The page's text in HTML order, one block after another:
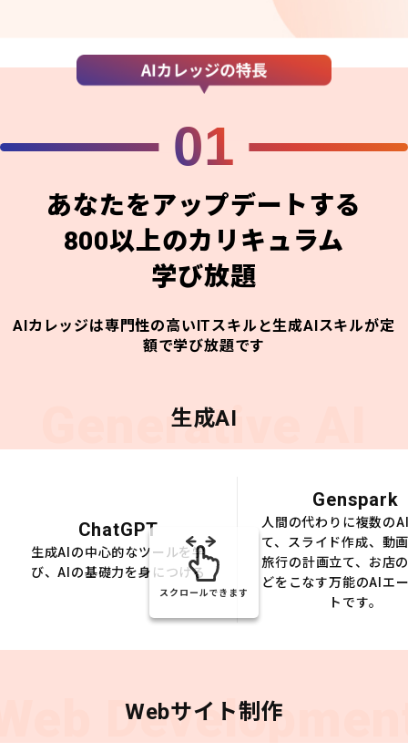
01
あなたをアップデートする
800以上のカリキュラム
学び放題
AIカレッジは専門性の高いITスキルと生成AIスキルが定
額で学び放題です
Generative AI
生成AI
ChatGPT
生成AIの中心的なツールを学
び、AIの基礎力を身につける
Genspark
人間の代わりに複数の
て、スライド作成、動
旅行の計画立て、お店
どをこなす万能のAIエ
トです。
スクロールできます
Webサイト制作